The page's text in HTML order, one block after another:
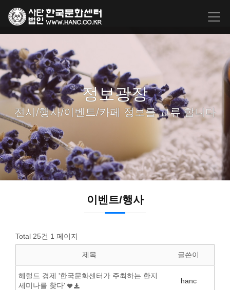
정보광장
전시/행사/이벤트/카페 정보를 교류 합니다
이벤트/행사
Total 25건 1 페이지
제목 글쓴이
헤럴드 경제 '한국문화센터가 주최하는 한지
세미나를 찾다'
hanc